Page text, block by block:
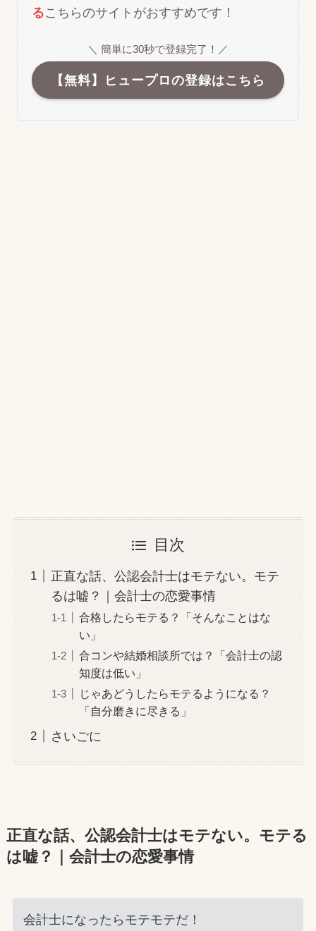
るこちらのサイトがおすすめです！
＼ 簡単に30秒で登録完了！／
【無料】ヒュープロの登録はこちら
目次
正直な話、公認会計士はモテない。モテ
るは嘘？｜会計士の恋愛事情
合格したらモテる？「そんなことはな
い」
合コンや結婚相談所では？「会計士の認
知度は低い」
じゃあどうしたらモテるようになる？
「自分磨きに尽きる」
さいごに
正直な話、公認会計士はモテない。モテる
は嘘？｜会計士の恋愛事情
会計士になったらモテモテだ！